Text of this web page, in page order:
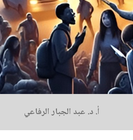
أ. د. عبد الجبار الرفاعي